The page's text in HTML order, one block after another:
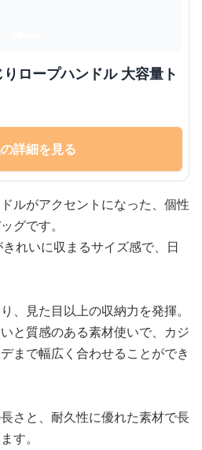
ロープハンドル 大容量ト
詳細を見る
ルがアクセントになった、個性
グです。
れいに収まるサイズ感で、日
、見た目以上の収納力を発揮。
と質感のある素材使いで、カジ
まで幅広く合わせることができ
さと、耐久性に優れた素材で長
す。